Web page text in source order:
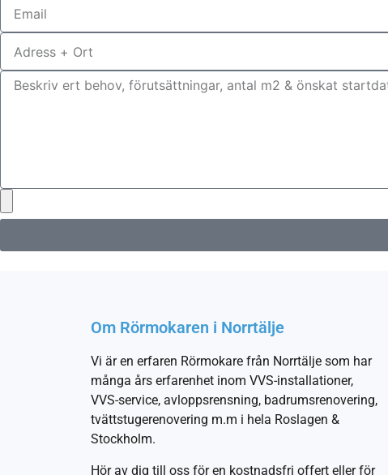
Om Rörmokaren i Norrtälje
Vi är en erfaren Rörmokare från Norrtälje som har
många års erfarenhet inom VVS-installationer,
VVS-service, avloppsrensning, badrumsrenovering,
tvättstugerenovering m.m i hela Roslagen &
Stockholm.
Hör av dig till oss för en kostnadsfri offert eller för